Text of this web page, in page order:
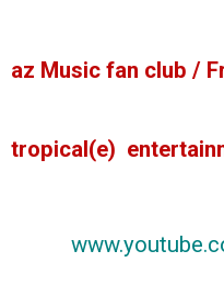
liens ((
az Music fan club /
tropical(e)